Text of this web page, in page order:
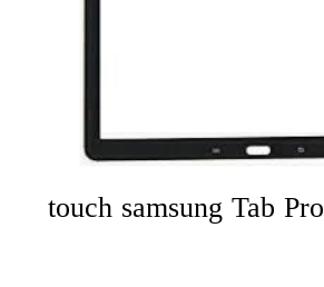
تاچ سامسونگ touch samsung Tab Pro